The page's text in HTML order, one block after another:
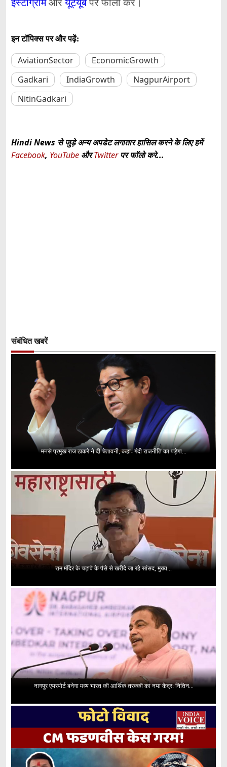
इन टॉपिक्स पर और पढ़ें:
AviationSector
EconomicGrowth
Gadkari
IndiaGrowth
NagpurAirport
NitinGadkari
Hindi News से जुड़े अन्य अपडेट लगातार हासिल करने के लिए हमें
Facebook, YouTube औरTwitterपर फॉलो करे...
संबंधित खबरें
मनसे प्रमुख राज ठाकरे ने दी चेतावनी, कहा- गंदी राजनीति का पड़ेगा...
राम मंदिर के चढ़ावे के पैसे से खरीदे जा रहे सांसद, मुख्य...
नागपुर एयरपोर्ट बनेगा मध्य भारत की आर्थिक तरक्की का नया केंद्र: नितिन...